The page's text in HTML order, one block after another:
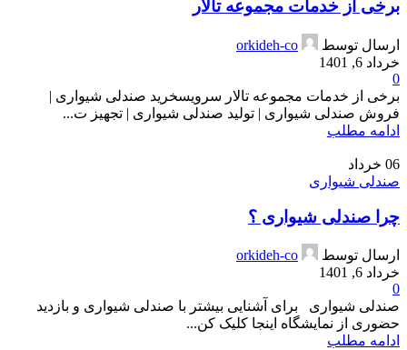
برخی از خدمات مجموعه تالار
ارسال توسط
orkideh-co
خرداد 6, 1401
0
برخی از خدمات مجموعه تالار سرویسخرید صندلی شیواری |
فروش صندلی شیواری | تولید صندلی شیواری | تجهیز ت...
ادامه مطلب
06 خرداد
صندلی شیواری
چرا صندلی شیواری ؟
ارسال توسط
orkideh-co
خرداد 6, 1401
0
صندلی شیواری برای آشنایی بیشتر با صندلی شیواری و بازدید
حضوری از نمایشگاه اینجا کلیک کن...
ادامه مطلب